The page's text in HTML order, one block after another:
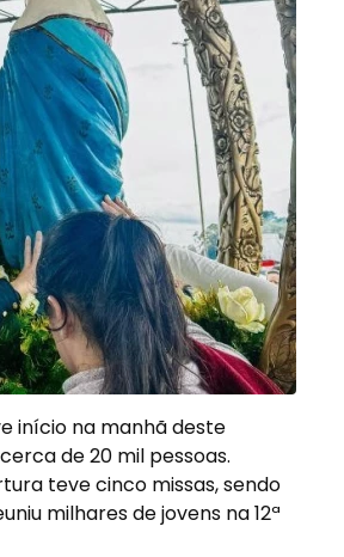
início na manhã deste
de 20 mil pessoas.
teve cinco missas, sendo
milhares de jovens na 12ª